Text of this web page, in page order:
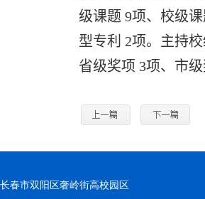
级课题 9项、校级
型专利 2项。主持
省级奖项 3项、市
春市双阳区奢岭街高校园区